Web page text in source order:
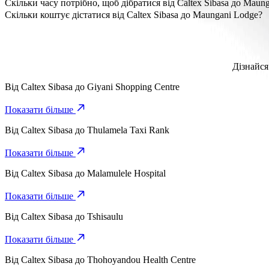
Відстань від Caltex Sibasa до Maungani Lodge становить
Скільки часу потрібно, щоб дібратися від Caltex Sibasa до
Потрібно близько 13 хв, щоб дібратися від Caltex Sibasa до
Скільки коштує дістатися від Caltex Sibasa до Maungani Lodge?
Вартість поїздки від Caltex Sibasa до Maungani Lodge з Go
Від Caltex Sibasa до Giyani Shopping Centre
Показати більше
Від Caltex Sibasa до Thulamela Taxi Rank
Показати більше
Від Caltex Sibasa до Malamulele Hospital
Показати більше
Від Caltex Sibasa до Tshisaulu
Показати більше
Від Caltex Sibasa до Thohoyandou Health Centre